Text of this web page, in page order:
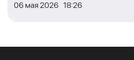
06 мая 2026 18:26